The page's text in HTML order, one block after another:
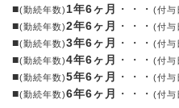
■(勤続年数)1年6ヶ月 ・・・ (付与
■(勤続年数)2年6ヶ月 ・・・ (付与
■(勤続年数)3年6ヶ月 ・・・ (付与
■(勤続年数)4年6ヶ月 ・・・ (付与
■(勤続年数)5年6ヶ月 ・・・ (付与
■(勤続年数)6年6ヶ月 ・・・ (付与